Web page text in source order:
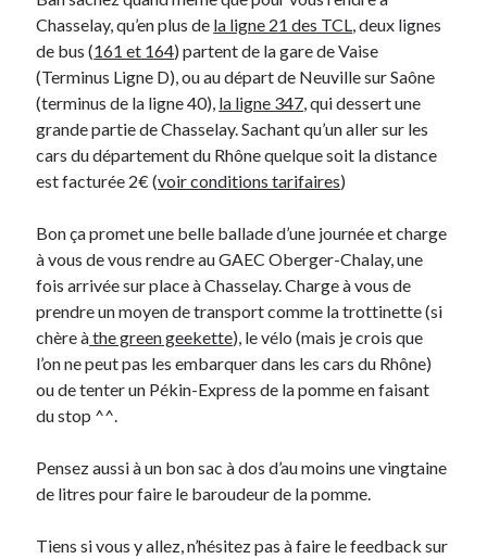
Chasselay, qu’en plus de la ligne 21 des TCL, deux lignes
de bus (161 et 164) partent de la gare de Vaise
(Terminus Ligne D), ou au départ de Neuville sur Saône
(terminus de la ligne 40), la ligne 347, qui dessert une
grande partie de Chasselay. Sachant qu’un aller sur les
cars du département du Rhône quelque soit la distance
est facturée 2€ (voir conditions tarifaires)
Bon ça promet une belle ballade d’une journée et charge
à vous de vous rendre au GAEC Oberger-Chalay, une
fois arrivée sur place à Chasselay. Charge à vous de
prendre un moyen de transport comme la trottinette (si
chère àthe green geekette), le vélo (mais je crois que
l’on ne peut pas les embarquer dans les cars du Rhône)
ou de tenter un Pékin-Express de la pomme en faisant
du stop ^^.
Pensez aussi à un bon sac à dos d’au moins une vingtaine
de litres pour faire le baroudeur de la pomme.
Tiens si vous y allez, n’hésitez pas à faire le feedback sur